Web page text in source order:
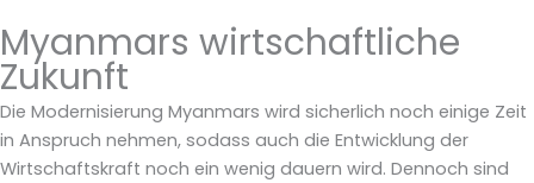
Myanmars wirtschaftliche
Zukunft
Die Modernisierung Myanmars wird sicherlich noch einige Zeit
in Anspruch nehmen, sodass auch die Entwicklung der
Wirtschaftskraft noch ein wenig dauern wird. Dennoch sind